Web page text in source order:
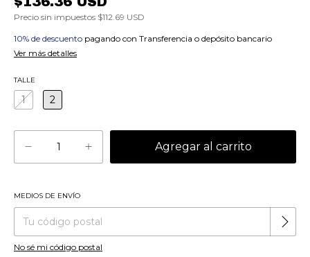
Precio sin impuestos $112.69 USD
10% de descuento pagando con Transferencia o depósito bancario
Ver más detalles
TALLE
1 2
Entregas para el CP:
MEDIOS DE ENVÍO
No sé mi código postal